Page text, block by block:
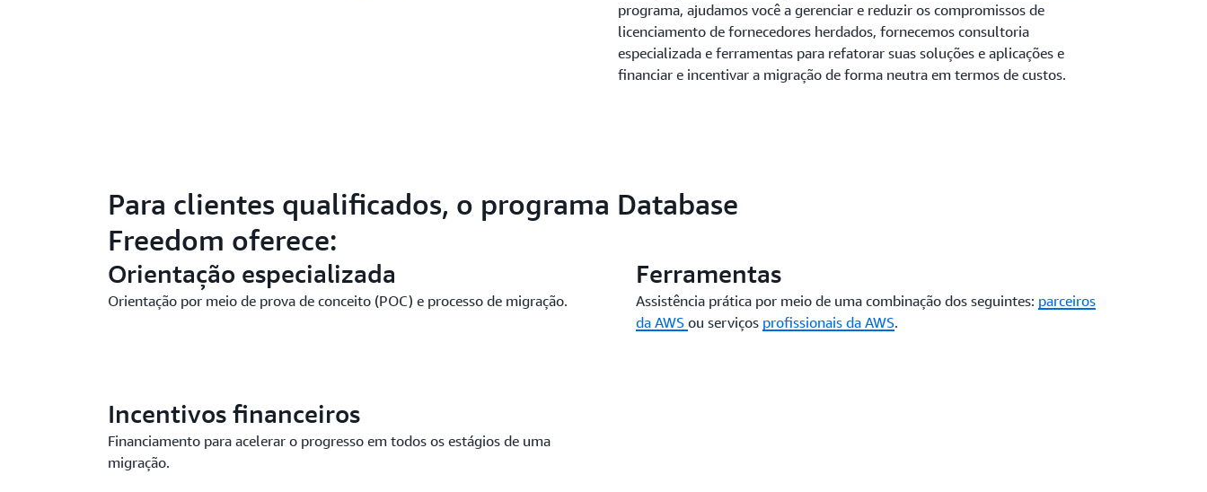
programa, ajudamos você a gerenciar e reduzir os compromissos de
licenciamento de fornecedores herdados, fornecemos consultoria
especializada e ferramentas para refatorar suas soluções e aplicações e
financiar e incentivar a migração de forma neutra em termos de custos.
Para clientes qualificados, o programa Database
Freedom oferece:
Orientação especializada
Orientação por meio de prova de conceito (POC) e processo de migração.
Ferramentas
Assistência prática por meio de uma combinação dos seguintes: parceiros
da AWS ou serviços profissionais da AWS.
Incentivos financeiros
Financiamento para acelerar o progresso em todos os estágios de uma
migração.